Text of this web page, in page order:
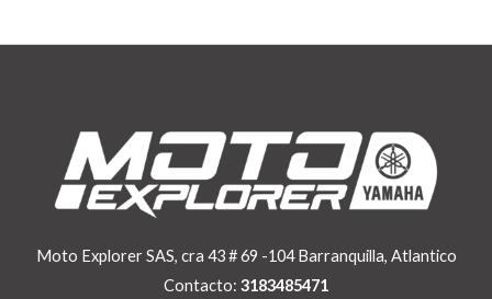
Moto Explorer SAS, cra 43 # 69 -104 Barranquilla, Atlantico
Contacto: 3183485471